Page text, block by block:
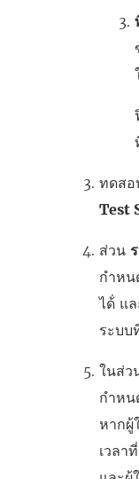
ทดสอ
Test
ส่วน
กำหน
ได้่ แ
ระบบ
ในส่ว
กำหน
หากผู้
เวลา